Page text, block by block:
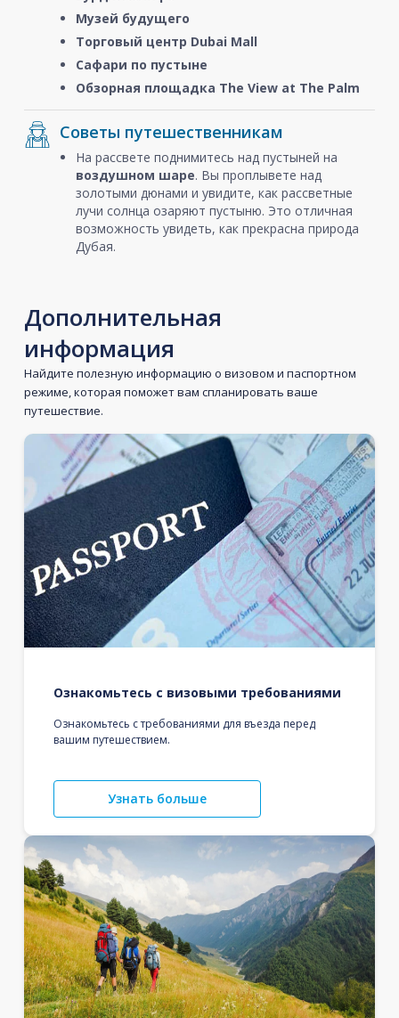
Музей будущего
Торговый центр Dubai Mall
Сафари по пустыне
Обзорная площадка The View at The Palm
Советы путешественникам
На рассвете поднимитесь над пустыней на
воздушном шаре. Вы проплывете над
золотыми дюнами и увидите, как рассветные
лучи солнца озаряют пустыню. Это отличная
возможность увидеть, как прекрасна природа
Дубая.
Дополнительная
информация
Найдите полезную информацию о визовом и паспортном
режиме, которая поможет вам спланировать ваше
путешествие.
Ознакомьтесь с визовыми требованиями
Ознакомьтесь с требованиями для въезда перед
вашим путешествием.
Узнать больше